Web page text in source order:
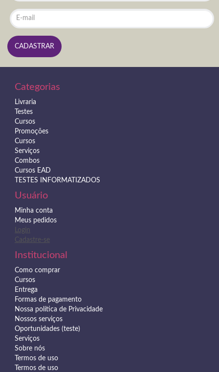
Categorias
Livraria
Testes
Cursos
Promoções
Cursos
Serviços
Combos
Cursos EAD
TESTES INFORMATIZADOS
Usuário
Minha conta
Meus pedidos
Login
Cadastre-se
Institucional
Como comprar
Cursos
Entrega
Formas de pagamento
Nossa política de Privacidade
Nossos serviços
Oportunidades (teste)
Serviços
Sobre nós
Termos de uso
Termos de uso